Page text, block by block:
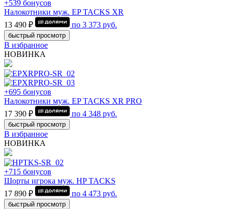
+539 бонусов
Налокотники муж. EP TACKS XR
13 490 ₽
по 3 373 руб.
быстрый просмотр
В избранное
НОВИНКА
+695 бонусов
Налокотники муж. EP TACKS XR PRO
17 390 ₽
по 4 348 руб.
быстрый просмотр
В избранное
НОВИНКА
+715 бонусов
Шорты игрока муж. HP TACKS
17 890 ₽
по 4 473 руб.
быстрый просмотр